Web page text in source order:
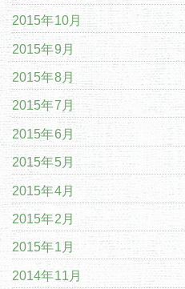
2015年10月
2015年9月
2015年8月
2015年7月
2015年6月
2015年5月
2015年4月
2015年2月
2015年1月
2014年11月